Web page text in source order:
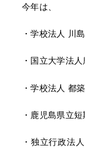
今年は、
・学校法人 川
・国立大学法
・学校法人 都
・鹿児島県立
・独立行政法